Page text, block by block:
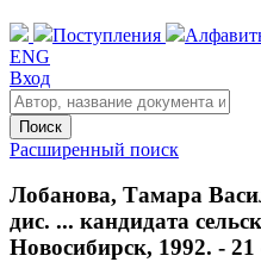
Поступления
ENG
Вход
Поиск
Расширенный поиск
Лобанова, Тамара
дис. ... кандидата
Новосибирск, 1992. - 21